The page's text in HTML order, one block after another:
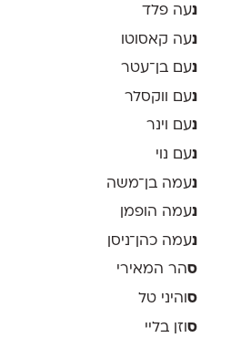
נעה פלד
נעה קאסוטו
נעם בן־עטר
נעם ווקסלר
נעם וינר
נעם נוי
נעמה בן־משה
נעמה הופמן
נעמה כהן־ניסן
סהר המאירי
ס והיני טל
ס וזן בליי